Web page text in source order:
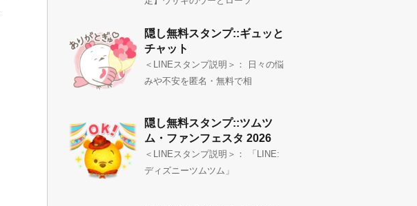
隠し無料スタンプ::ギュッと
チャット
＜LINEスタンプ説明＞： 日々の悩
みや不安を匿名・無料で相
隠し無料スタンプ::ツムツ
ム・ファンフェスタ 2026
＜LINEスタンプ説明＞： 「LINE:
ディズニーツムツム」